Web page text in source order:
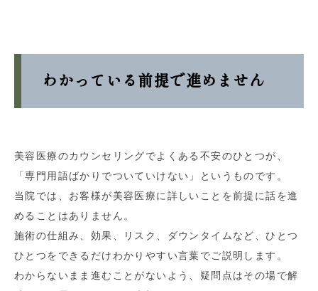
わかっている前提で進めません
美容医療のカウンセリングでよくある不安のひとつが、
「専門用語ばかりでついていけない」というものです。
当院では、お客様が美容医療に詳しいことを前提に話を進
めることはありません。
施術の仕組み、効果、リスク、ダウンタイムなど、ひとつ
ひとつをできるだけわかりやすい言葉でご説明します。
わからないまま進むことがないよう、疑問点はその場で解